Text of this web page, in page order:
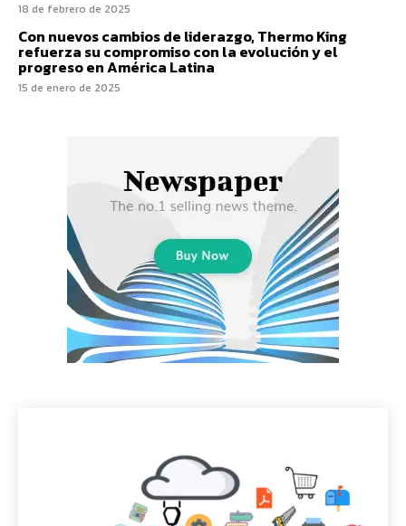
18 de febrero de 2025
Con nuevos cambios de liderazgo, Thermo King
refuerza su compromiso con la evolución y el
progreso en América Latina
15 de enero de 2025